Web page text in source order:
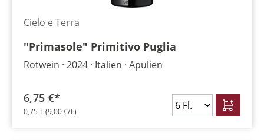
Cielo e Terra
"Primasole" Primitivo Puglia
Rotwein 2024 Italien Apulien
6,75 €*
0,75 L(9,00 €/L)